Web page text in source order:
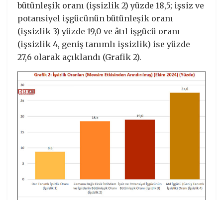
bütünleşik oranı (işsizlik 2) yüzde 18,5; işsiz ve
potansiyel işgücünün bütünleşik oranı
(işsizlik 3) yüzde 19,0 ve âtıl işgücü oranı
(işsizlik 4, geniş tanımlı işsizlik) ise yüzde
27,6 olarak açıklandı (Grafik 2).